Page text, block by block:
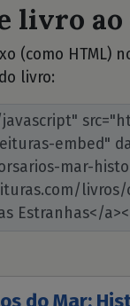
livro ao
(como
livro: